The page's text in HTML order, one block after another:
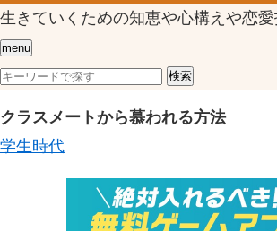
生きていくための知恵や心構えや恋
menu
クラスメートから慕われる方法
学生時代